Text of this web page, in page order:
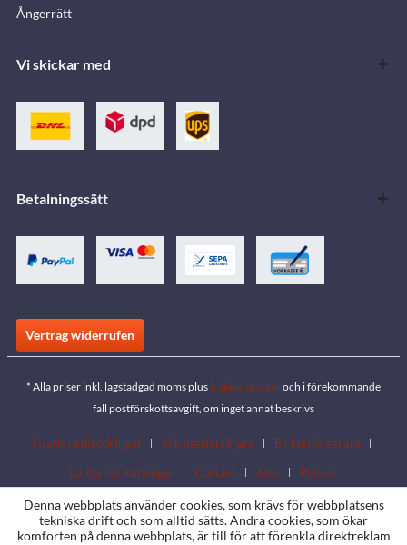
Ångerrätt
Vi skickar med
Betalningssätt
Vertrag widerrufen
* Alla priser inkl. lagstadgad moms plusfraktkostnaderoch i förekommande
fall postförskottsavgift, om inget annat beskrivs
Gratis nedladdningar Sök återförsäljare
Bli återförsäljare
Ladda ner kataloger
Contact Jobs Platser
Denna webbplats använder cookies, som krävs för webbplatsens
tekniska drift och som alltid sätts. Andra cookies, som ökar
komforten på denna webbplats, är till för att förenkla direktreklam